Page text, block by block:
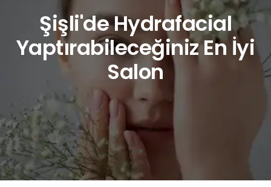
Şişli'de Hydrafacial
Yaptırabileceğiniz En İyi
Salon